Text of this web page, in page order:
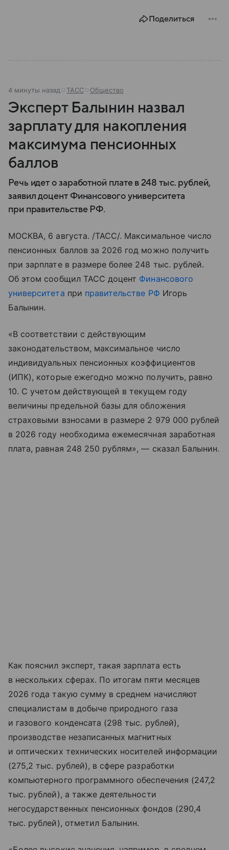
Поделиться
4 минуты назад ТАСС Общество
Эксперт Балынин назвал
зарплату для накопления
максимума пенсионных
баллов
Речь идет о заработной плате в 248 тыс. рублей,
заявил доцент Финансового университета
при правительстве РФ.
МОСКВА, 6 августа. /ТАСС/. Максимальное число
пенсионных баллов за 2026 год можно получить
при зарплате в размере более 248 тыс. рублей.
Об этом сообщил ТАСС доцент Финансового
университета при правительстве РФ Игорь
Балынин.
«В соответствии с действующим
законодательством, максимальное число
индивидуальных пенсионных коэффициентов
(ИПК), которые ежегодно можно получить, равно
10. С учетом действующей в текущем году
величины предельной базы для обложения
страховыми взносами в размере 2 979 000 рублей
в 2026 году необходима ежемесячная заработная
плата, равная 248 250 рублям», — сказал Балынин.
Как пояснил эксперт, такая зарплата есть
в нескольких сферах. По итогам пяти месяцев
2026 года такую сумму в среднем начисляют
специалистам в добыче природного газа
и газового конденсата (298 тыс. рублей),
производстве незаписанных магнитных
и оптических технических носителей информации
(275,2 тыс. рублей), в сфере разработки
компьютерного программного обеспечения (247,2
тыс. рублей), а также деятельности
негосударственных пенсионных фондов (290,4
тыс. рублей), отметил Балынин.